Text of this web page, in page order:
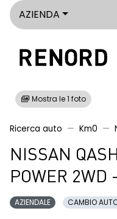
AZIENDA
Mostra le 1 foto
Ricerca auto Km0
NISSAN
POWER 2WD
AZIENDALE CAMBIO